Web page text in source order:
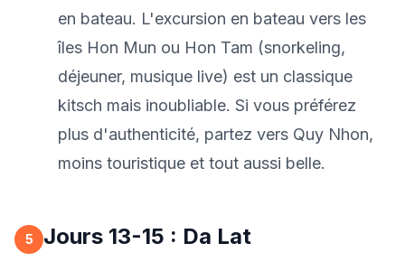
en bateau. L'excursion en bateau vers les
îles Hon Mun ou Hon Tam (snorkeling,
déjeuner, musique live) est un classique
kitsch mais inoubliable. Si vous préférez
plus d'authenticité, partez vers Quy Nhon,
moins touristique et tout aussi belle.
5 Jours 13-15 : Da Lat